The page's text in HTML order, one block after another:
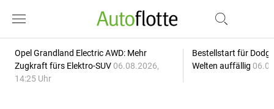
Opel Grandland Electric AWD: Mehr
Zugkraft fürs Elektro-SUV 06.08.2026,
14:25 Uhr
Bestellstart für
Welten auffällig